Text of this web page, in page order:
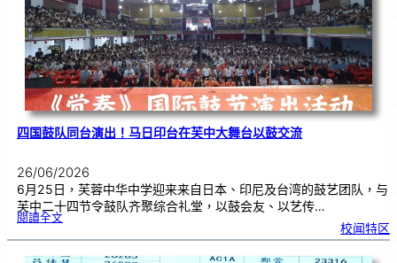
四国鼓队同台演出！马日印台在芙中大舞台以鼓交流
26/06/2026
6月25日，芙蓉中华中学迎来来自日本、印尼及台湾的鼓艺团队，与
芙中二十四节令鼓队齐聚综合礼堂，以鼓会友、以艺传…
閱讀全文:四
队
台
演
校闻特区